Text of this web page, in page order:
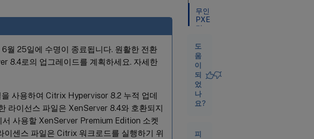
월 25일에 수명이 종료됩니다. 원활한 전환
8.4로의 업그레이드를 계획하세요. 자세한
사용하여 Citrix Hypervisor 8.2 누적 업데
라이선스 파일은 XenServer 8.4와 호환되지
사용할 XenServer Premium Edition 소켓
이센스 파일은 Citrix 워크로드를 실행하기 위
무인
PXE
및
설치
를 위
한 응
답 파
일 만
들기
도
움
이
되
었
나
요?
피